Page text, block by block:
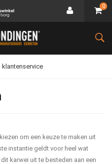
0
om een keuze te maken uit
instantie geldt voor heel wat
karwei uit te besteden aan een